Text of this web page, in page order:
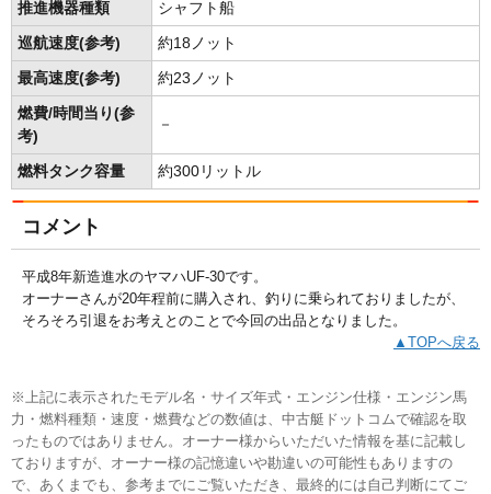
推進機器種類 シャフト船
巡航速度(参考) 約18ノット
最高速度(参考) 約23ノット
燃費/時間当り(参
考)
－
燃料タンク容量 約300リットル
コメント
平成8年新造進水のヤマハUF-30です。
オーナーさんが20年程前に購入され、釣りに乗られておりましたが、
そろそろ引退をお考えとのことで今回の出品となりました。
▲TOPへ戻る
※上記に表示されたモデル名・サイズ年式・エンジン仕様・エンジン馬
力・燃料種類・速度・燃費などの数値は、中古艇ドットコムで確認を取
ったものではありません。オーナー様からいただいた情報を基に記載し
ておりますが、オーナー様の記憶違いや勘違いの可能性もありますの
で、あくまでも、参考までにご覧いただき、最終的には自己判断にてご